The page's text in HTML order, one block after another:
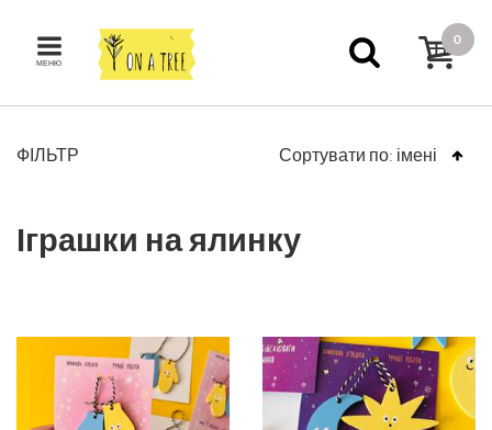
МЕНЮ
0
ФІЛЬТР Сортувати по: імені
Іграшки на ялинку